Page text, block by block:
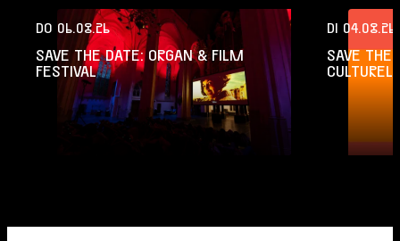
DO 06.08.26
SAVE THE DATE: ORGAN & FILM
FESTIVAL
DI 04.08.26
SAVE THE